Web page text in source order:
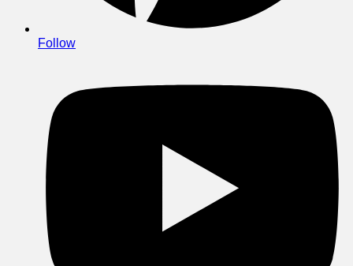
Follow